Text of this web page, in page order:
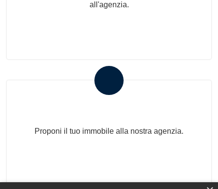
all'agenzia.
Proponi il tuo immobile alla nostra agenzia.